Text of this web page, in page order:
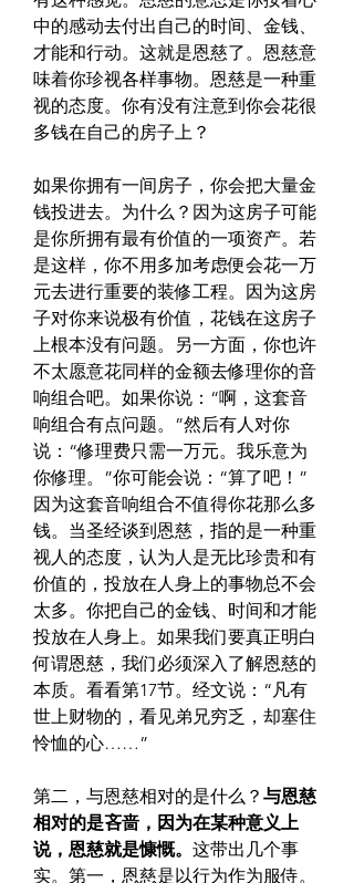
中的感动去付出自己的时间、金钱、
才能和行动。这就是恩慈了。恩慈意
味着你珍视各样事物。恩慈是一种重
视的态度。你有没有注意到你会花很
多钱在自己的房子上？
如果你拥有一间房子，你会把大量金
钱投进去。为什么？因为这房子可能
是你所拥有最有价值的一项资产。若
是这样，你不用多加考虑便会花一万
元去进行重要的装修工程。因为这房
子对你来说极有价值，花钱在这房子
上根本没有问题。另一方面，你也许
不太愿意花同样的金额去修理你的音
响组合吧。如果你说：“啊，这套音
响组合有点问题。”然后有人对你
说：“修理费只需一万元。我乐意为
你修理。”你可能会说：“算了吧！”
因为这套音响组合不值得你花那么多
钱。当圣经谈到恩慈，指的是一种重
视人的态度，认为人是无比珍贵和有
价值的，投放在人身上的事物总不会
太多。你把自己的金钱、时间和才能
投放在人身上。如果我们要真正明白
何谓恩慈，我们必须深入了解恩慈的
本质。看看第17节。经文说：“凡有
世上财物的，看见弟兄穷乏，却塞住
怜恤的心……”
第二，与恩慈相对的是什么？ 与恩慈
相对的是吝啬，因为在某种意义上
说，恩慈就是慷慨。 这带出几个事
实。第一，恩慈是以行为作为服侍。